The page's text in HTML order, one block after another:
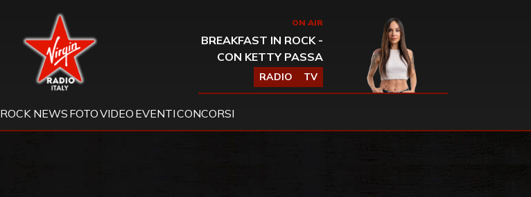
Virgin Radio ON AIR
BREAKFAST IN ROCK -
CON KETTY PASSA
RADIO TV
ROCK NEWS FOTOVIDEO EVENTICONCORSI